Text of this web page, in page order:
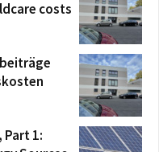
costs
1: